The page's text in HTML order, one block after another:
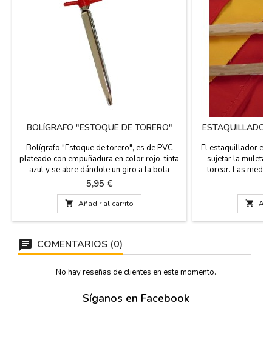
BOLÍGRAFO "ESTOQUE DE TORERO"
Bolígrafo "Estoque de torero", es de PVC
plateado con empuñadura en color rojo, tinta
azul y se abre dándole un giro a la bola
amarilla. Souvenirs taurinos, regalo práctico y
original para eventos. Medida: 14,5 cm largo
x 4 cm ancho empuñadura
Precio
5,95 €
 Añadir al carrito
El estaquillador es
sujetar la muleta
torear. Las
a las muletas
muleta Junior

COMENTARIOS (0)
No hay reseñas de clientes en este momento.
Síganos en Facebook